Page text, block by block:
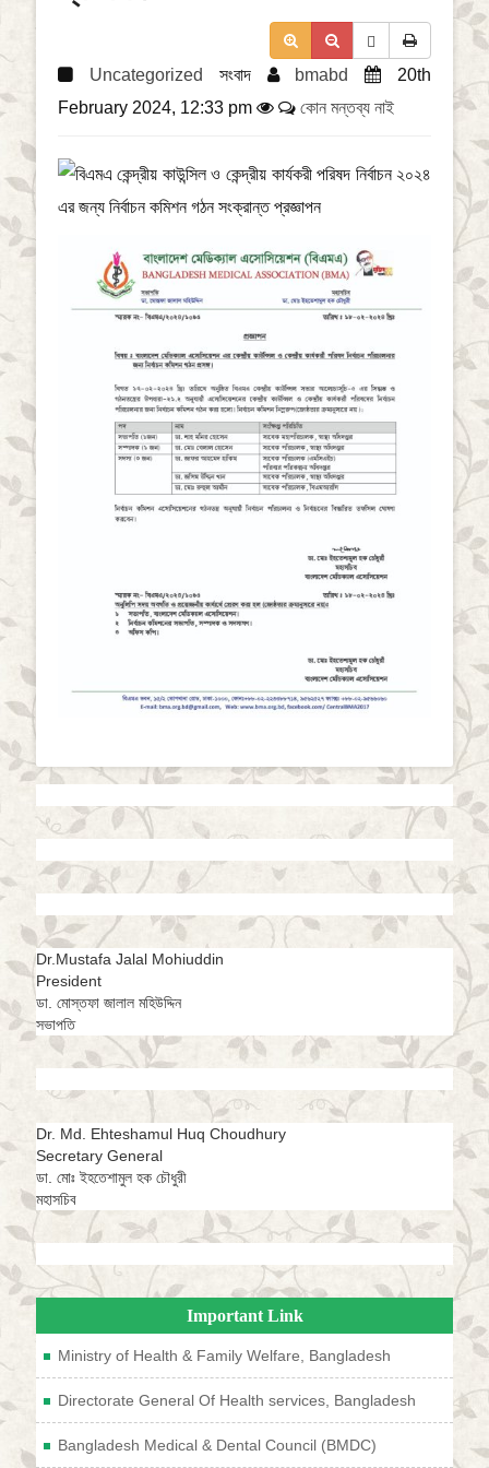
o
n
Uncategorized সংবাদ bmabd
20th
February 2024, 12:33 pm
কোন মন্তব্য নাই
Dr.Mustafa Jalal Mohiuddin
President
ডা. মোস্তফা জালাল মহিউদ্দিন
সভাপতি
Dr. Md. Ehteshamul Huq Choudhury
Secretary General
ডা. মোঃ ইহতেশামুল হক চৌধুরী
মহাসচিব
Important Link
Ministry of Health & Family Welfare, Bangladesh
Directorate General Of Health services, Bangladesh
Bangladesh Medical & Dental Council (BMDC)